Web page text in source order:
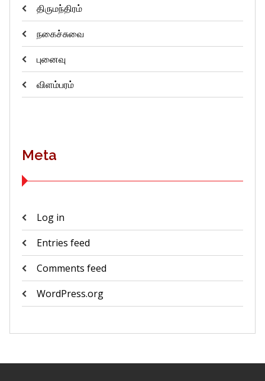
திருமந்திரம்
நகைச்சுவை
புனைவு
விளம்பரம்
Meta
Log in
Entries feed
Comments feed
WordPress.org